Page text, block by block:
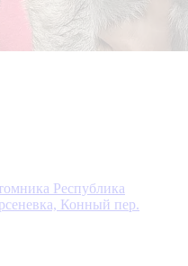
Республика
Конный пер.